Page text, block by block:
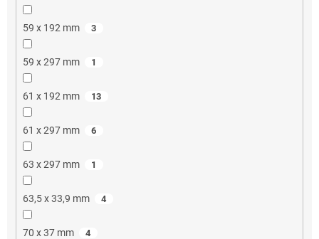
59 x 192 mm 3
59 x 297 mm 1
61 x 192 mm 13
61 x 297 mm 6
63 x 297 mm 1
63,5 x 33,9 mm 4
70 x 37 mm 4